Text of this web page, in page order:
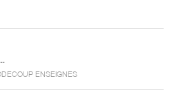
ENSEIGNES